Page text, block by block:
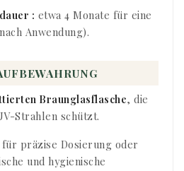
: etwa 4 Monate für eine
Anwendung).
Braunglasflasche, die
Strahlen schützt.
für präzise Dosierung oder
und hygienische